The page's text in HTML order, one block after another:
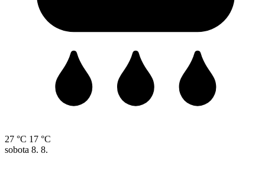
27 °C 17 °C
sobota 8. 8.